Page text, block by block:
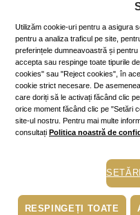
NOU!SCRUB PENTRU CORP
White Tea
320g
În
stoc
129.00lei
În stoc
ADAUGĂ ÎN COŞ
Utilizăm cookie-uri pentru a asigura
pentru a analiza traficul pe site,
preferințele dumneavoastră și
accepta sau respinge toate tipurile
cookies" sau "Reject cookies", în
cookie strict necesare. De
care doriți să le activați făcând clic
orice moment făcând clic pe "Setări
site-ul nostru. Pentru mai multe
consultați Politica noastră de
RESPINGEȚI TOATE